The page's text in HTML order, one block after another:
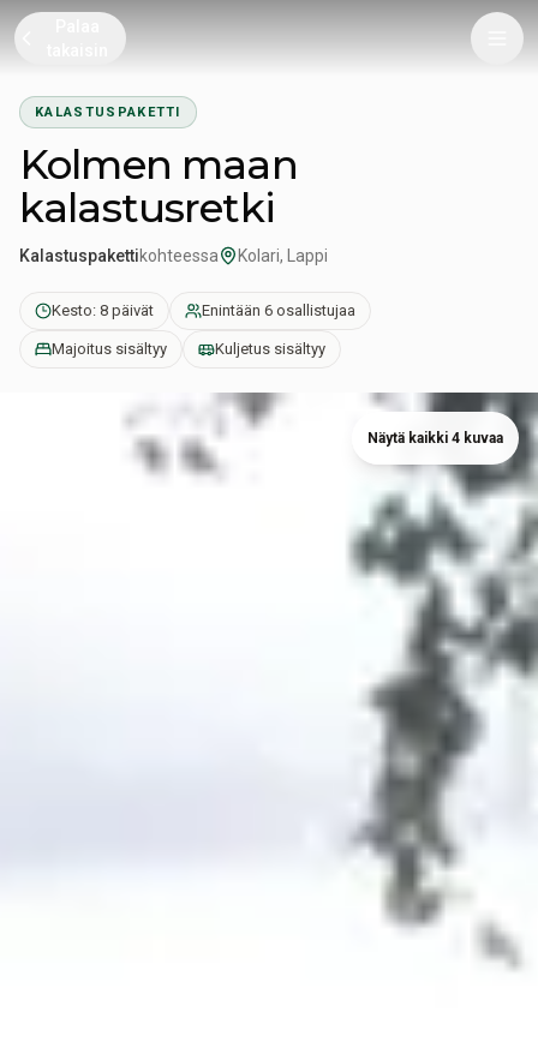
KALASTUSPAKETTI
Kolmen maan
kalastusretki
Kalastuspakettikohteessa Kolari, Lappi
Kesto: 8 päivät Enintään 6 osallistujaa
Majoitus sisältyy Kuljetus sisältyy
Näytä kaikki 4 kuvaa